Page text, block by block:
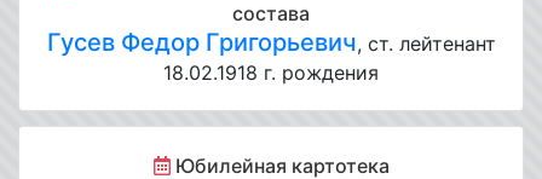
состава
Гусев Федор Григорьевич, ст. лейтенант
18.02.1918 г. рождения
Юбилейная картотека